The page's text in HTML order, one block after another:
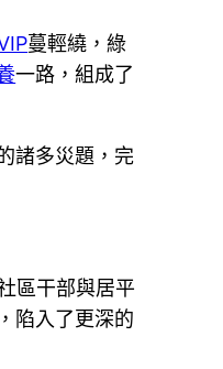
蔓輕繞，綠
一路，組成了
諸多災題，完
區干部與居平
陷入了更深的